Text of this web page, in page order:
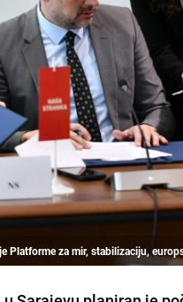
Platforme za mir, stabilizaciju,